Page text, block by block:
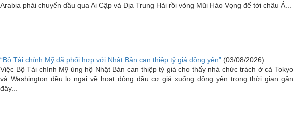
Arabia phải chuyển dầu qua Ai Cập và Địa Trung Hải rồi vòng Mũi Hảo Vọng để tới châu Á...
“Bộ Tài chính Mỹ đã phối hợp với Nhật Bản can thiệp tỷ giá đồng yên” (03/08/2026)
Việc Bộ Tài chính Mỹ ủng hộ Nhật Bản can thiệp tỷ giá cho thấy nhà chức trách ở cả Tokyo
và Washington đều lo ngại về hoạt động đầu cơ giá xuống đồng yên trong thời gian gần
đây...